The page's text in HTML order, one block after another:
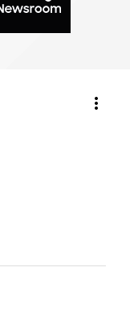
more_vert